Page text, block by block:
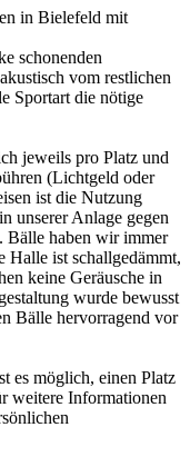
in Bielefeld mit
schonenden
vom restlichen
Sportart die nötige
jeweils pro Platz und
(Lichtgeld oder
ist die Nutzung
unserer Anlage gegen
Bälle haben wir immer
Halle ist schallgedämmt,
keine Geräusche in
wurde bewusst
Bälle hervorragend vor
es möglich, einen Platz
weitere Informationen